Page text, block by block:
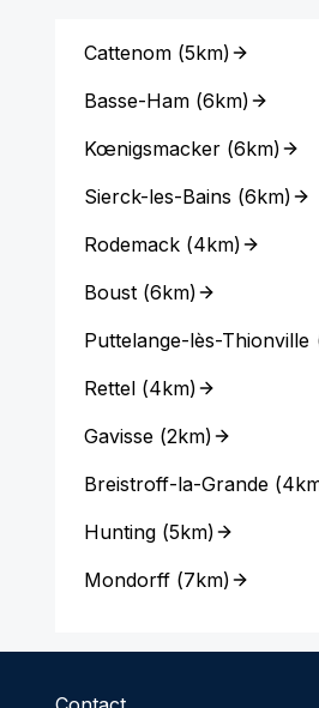
Cattenom(5km)
Basse-Ham(6km)
Kœnigsmacker(6km)
Sierck-les-Bains (6km)
Rodemack(4km)
Boust(6km)
Puttelange-lès-Thionville
Rettel(4km)
Gavisse(2km)
Breistroff-la-Grande(
Hunting(5km)
Mondorff(7km)